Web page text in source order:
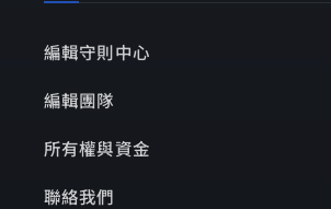
編輯守則中心
編輯團隊
所有權與資金
聯絡我們